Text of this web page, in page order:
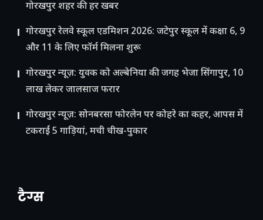
गोरखपुर शहर की हर खबर
गोरखपुर रेलवे स्कूल एडमिशन 2026: जटेपुर स्कूल में कक्षा 6, 9
और 11 के लिए फॉर्म मिलना शुरू
गोरखपुर न्यूज़: युवक को अल्बेनिया की जगह भेजा सिंगापुर, 10
लाख लेकर जालसाज फरार
गोरखपुर न्यूज़: सोनबरसा फोरलेन पर कोहरे का कहर, आपस में
टकराईं 5 गाड़ियां, मची चीख-पुकार
टैग्स